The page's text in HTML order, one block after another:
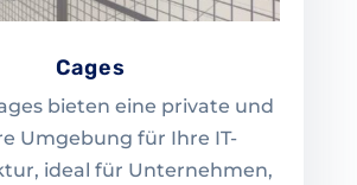
Cages
bieten eine private und
Umgebung für Ihre IT-
ideal für Unternehmen,